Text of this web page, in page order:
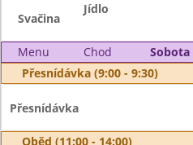
Svačina
Jídlo
Menu Chod
Sobota
Přesnídávka (9:00 - 9:30)
Přesnídávka
Oběd (11:00 - 14:00)